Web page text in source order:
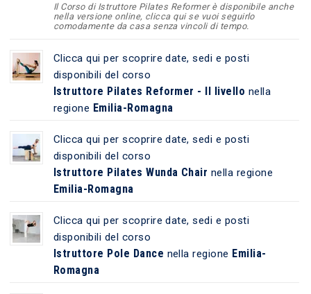
Il Corso di Istruttore Pilates Reformer è disponibile anche
nella versione online, clicca qui se vuoi seguirlo
comodamente da casa senza vincoli di tempo.
Clicca qui per scoprire date, sedi e posti
disponibili del corso
Istruttore Pilates Reformer - II livello nella
regione Emilia-Romagna
Clicca qui per scoprire date, sedi e posti
disponibili del corso
Istruttore Pilates Wunda Chair nella regione
Emilia-Romagna
Clicca qui per scoprire date, sedi e posti
disponibili del corso
Istruttore Pole Dance nella regione Emilia-
Romagna